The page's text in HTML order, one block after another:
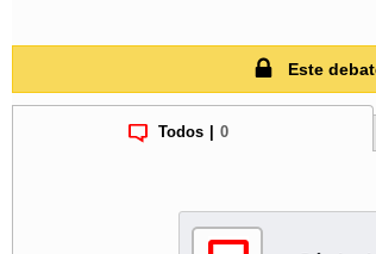
Este
Todos 0